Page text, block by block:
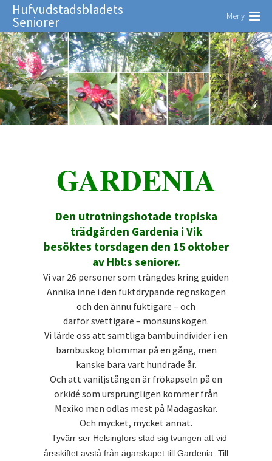
Hufvudstadsbladets
Seniorer Meny
GARDENIA
Den utrotningshotade tropiska
trädgården Gardenia i Vik
besöktes torsdagen den 15 oktober
av Hbl:s seniorer.
Vi var 26 personer som trängdes kring guiden
Annika inne i den fuktdrypande regnskogen
och den ännu fuktigare – och
därför svettigare – monsunskogen.
Vi lärde oss att samtliga bambuindivider i en
bambuskog blommar på en gång, men
kanske bara vart hundrade år.
Och att vaniljstången är frökapseln på en
orkidé som ursprungligen kommer från
Mexiko men odlas mest på Madagaskar.
Och mycket, mycket annat.
Tyvärr ser Helsingfors stad sig tvungen att vid
årsskiftet avstå från ägarskapet till Gardenia. Till